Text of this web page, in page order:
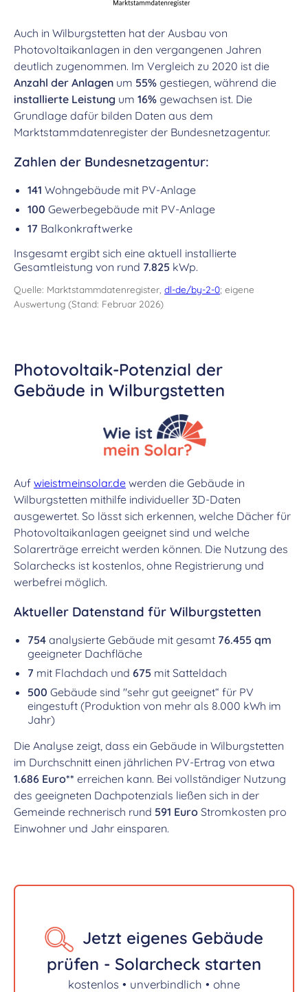
Auch in Wilburgstetten hat der Ausbau von
Photovoltaikanlagen in den vergangenen Jahren
deutlich zugenommen. Im Vergleich zu 2020 ist die
Anzahl der Anlagen um 55% gestiegen, während die
installierte Leistung um 16% gewachsen ist. Die
Grundlage dafür bilden Daten aus dem
Marktstammdatenregister der Bundesnetzagentur.
Zahlen der Bundesnetzagentur:
141 Wohngebäude mit PV-Anlage
100 Gewerbegebäude mit PV-Anlage
17 Balkonkraftwerke
Insgesamt ergibt sich eine aktuell installierte
Gesamtleistung von rund 7.825 kWp.
Quelle: Marktstammdatenregister, dl-de/by-2-0; eigene
Auswertung (Stand: Februar 2026)
Photovoltaik-Potenzial der
Gebäude in Wilburgstetten
Auf wieistmeinsolar.de werden die Gebäude in
Wilburgstetten mithilfe individueller 3D-Daten
ausgewertet. So lässt sich erkennen, welche Dächer für
Photovoltaikanlagen geeignet sind und welche
Solarerträge erreicht werden können. Die Nutzung des
Solarchecks ist kostenlos, ohne Registrierung und
werbefrei möglich.
Aktueller Datenstand für Wilburgstetten
754 analysierte Gebäude mit gesamt 76.455 qm
geeigneter Dachfläche
7 mit Flachdach und 675 mit Satteldach
500 Gebäude sind "sehr gut geeignet“ für PV
eingestuft (Produktion von mehr als 8.000 kWh im
Jahr)
Die Analyse zeigt, dass ein Gebäude in Wilburgstetten
im Durchschnitt einen jährlichen PV-Ertrag von etwa
1.686 Euro** erreichen kann. Bei vollständiger Nutzung
des geeigneten Dachpotenzials ließen sich in der
Gemeinde rechnerisch rund 591 Euro Stromkosten pro
Einwohner und Jahr einsparen.
Jetzt eigenes Gebäude
prüfen - Solarcheck starten
kostenlos • unverbindlich • ohne